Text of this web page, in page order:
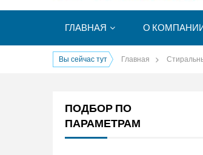
ГЛАВНАЯ О
Вы сейчас тут Главная
ПОДБОР ПО
ПАРАМЕТРАМ